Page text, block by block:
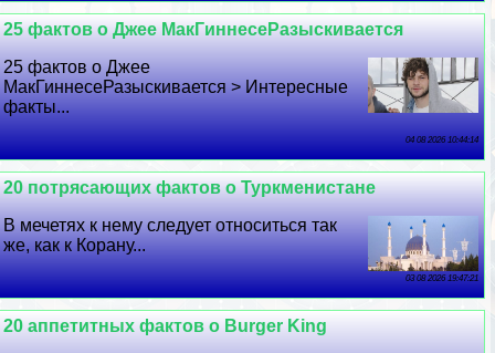
25 фактов о Джее МакГиннесеРазыскивается
25 фактов о Джее
МакГиннесеРазыскивается > Интересные
факты...
04 08 2026 10:44:14
20 потрясающих фактов о Туркменистане
В мечетях к нему следует относиться так
же, как к Корану...
03 08 2026 19:47:21
20 аппетитных фактов о Burger King